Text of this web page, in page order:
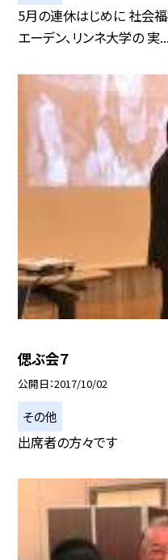
5月の連休はじめに 社会
エーデン、リンネ大学の 実...
偲ぶ会７
公開日 2017/10/02
その他
出席者の方々です